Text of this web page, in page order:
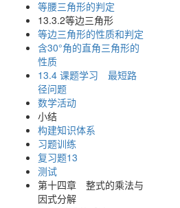
等腰三角形的判定
13.3.2等边三角形
等边三角形的性质和判定
含30°角的直角三角形的
性质
13.4 课题学习 最短路
径问题
数学活动
小结
构建知识体系
习题训练
复习题13
测试
第十四章 整式的乘法与
因式分解